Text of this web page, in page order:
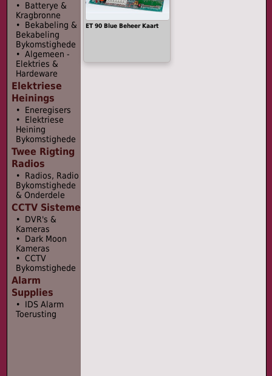
• Batterye &
Kragbronne
• Bekabeling &
Bekabeling
Bykomstighede
• Algemeen -
Elektries &
Hardeware
Elektriese
Heinings
• Eneregisers
• Elektriese
Heining
Bykomstighede
Twee Rigting
Radios
• Radios, Radio
Bykomstighede
& Onderdele
CCTV Sisteme
• DVR's &
Kameras
• Dark Moon
Kameras
• CCTV
Bykomstighede
Alarm
Supplies
• IDS Alarm
Toerusting
ET 90 Blue Beheer Kaart